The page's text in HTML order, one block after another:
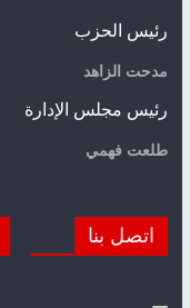
رئيس الحزب
مدحت الزاهد
رئيس مجلس الإدارة
طلعت فهمي
اتصل بنا